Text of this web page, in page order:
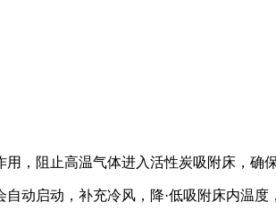
，阻止高温气体进入活性炭吸附床，确保
动启动，补充冷风，降·低吸附床内温度